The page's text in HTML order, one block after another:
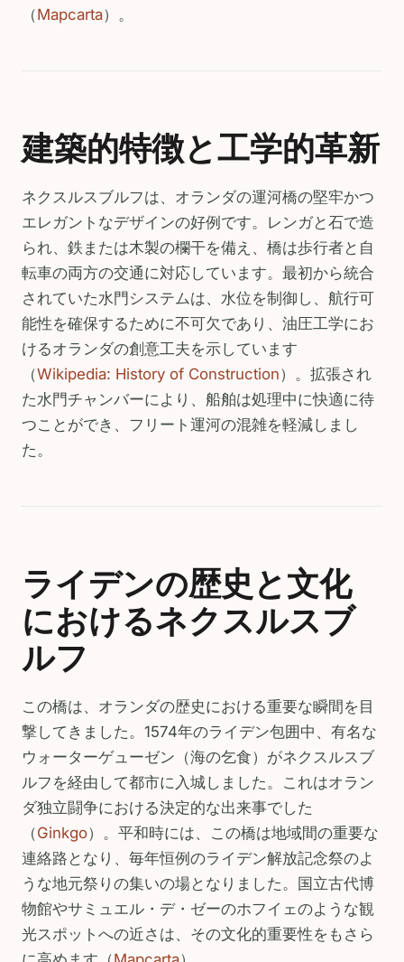
（Mapcarta）。
建築的特徴と工学的革新
ネクスルスブルフは、オランダの運河橋の堅牢かつ
エレガントなデザインの好例です。レンガと石で造
られ、鉄または木製の欄干を備え、橋は歩行者と自
転車の両方の交通に対応しています。最初から統合
されていた水門システムは、水位を制御し、航行可
能性を確保するために不可欠であり、油圧工学にお
けるオランダの創意工夫を示しています
（Wikipedia: History of Construction）。拡張され
た水門チャンバーにより、船舶は処理中に快適に待
つことができ、フリート運河の混雑を軽減しまし
た。
ライデンの歴史と文化
におけるネクスルスブ
ルフ
この橋は、オランダの歴史における重要な瞬間を目
撃してきました。1574年のライデン包囲中、有名な
ウォーターゲューゼン（海の乞食）がネクスルスブ
ルフを経由して都市に入城しました。これはオラン
ダ独立闘争における決定的な出来事でした
（Ginkgo）。平和時には、この橋は地域間の重要な
連絡路となり、毎年恒例のライデン解放記念祭のよ
うな地元祭りの集いの場となりました。国立古代博
物館やサミュエル・デ・ゼーのホフイェのような観
光スポットへの近さは、その文化的重要性をもさら